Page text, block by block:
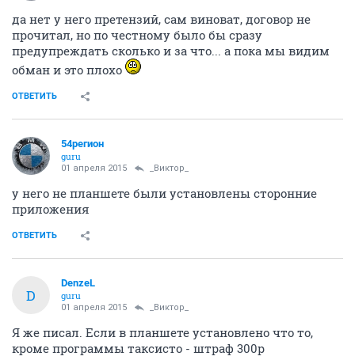
да нет у него претензий, сам виноват, договор не
прочитал, но по честному было бы сразу
предупреждать сколько и за что... а пока мы видим
обман и это плохо
ОТВЕТИТЬ
54регион
guru
01 апреля 2015 _Виктор_
у него не планшете были установлены сторонние
приложения
ОТВЕТИТЬ
D
DenzeL
guru
01 апреля 2015 _Виктор_
Я же писал. Если в планшете установлено что то,
кроме программы таксисто - штраф 300р